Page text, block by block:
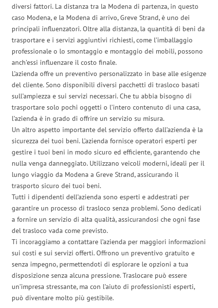
diversi fattori. La distanza tra la Modena di partenza, in questo
caso Modena, e la Modena di arrivo, Greve Strand, è uno dei
principali influenzatori. Oltre alla distanza, la quantità di beni da
trasportare e i servizi aggiuntivi richiesti, come l’imballaggio
professionale o lo smontaggio e montaggio dei mobili, possono
anch’essi influenzare il costo finale.
L’azienda offre un preventivo personalizzato in base alle esigenze
del cliente. Sono disponibili diversi pacchetti di trasloco basati
sull’ampiezza e sui servizi necessari. Che tu abbia bisogno di
trasportare solo pochi oggetti o l’intero contenuto di una casa,
l’azienda è in grado di offrire un servizio su misura.
Un altro aspetto importante del servizio offerto dall’azienda è la
sicurezza dei tuoi beni. L’azienda fornisce operatori esperti per
gestire i tuoi beni in modo sicuro ed efficiente, garantendo che
nulla venga danneggiato. Utilizzano veicoli moderni, ideali per il
lungo viaggio da Modena a Greve Strand, assicurando il
trasporto sicuro dei tuoi beni.
Tutti i dipendenti dell’azienda sono esperti e addestrati per
garantire un processo di trasloco senza problemi. Sono dedicati
a fornire un servizio di alta qualità, assicurandosi che ogni fase
del trasloco vada come previsto.
Ti incoraggiamo a contattare l’azienda per maggiori informazioni
sui costi e sui servizi offerti. Offrono un preventivo gratuito e
senza impegno, permettendoti di esplorare le opzioni a tua
disposizione senza alcuna pressione. Traslocare può essere
un’impresa stressante, ma con l’aiuto di professionisti esperti,
può diventare molto più gestibile.